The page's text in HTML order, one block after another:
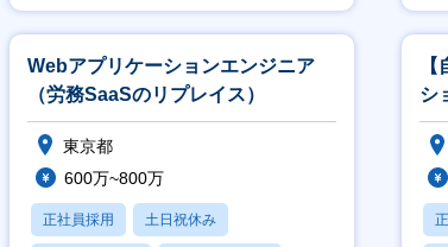
産休・育休あり
Webアプリケーションエンジニア
（労務SaaSのリプレイス）
東京都
600万~800万
正社員採用 土日祝休み
シ
進
す